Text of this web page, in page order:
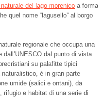
del lago morenico a forma
quel nome “lagusello” al borgo
regionale che occupa una
dal punto di vista
su palafitte tipici
è in gran parte
umide (salici e ontani), da
rifugio e habitat di una serie di